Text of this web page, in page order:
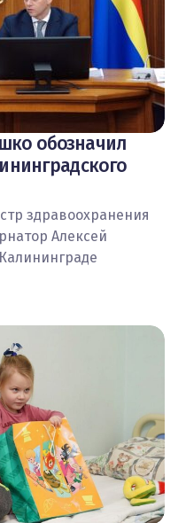
обозначил
здравоохранения
Алексей